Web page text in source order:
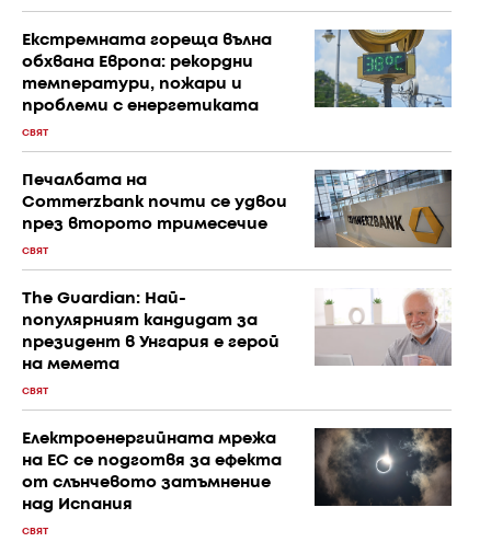
Екстремната гореща вълна
обхвана Европа: рекордни
температури, пожари и
проблеми с енергетиката
СВЯТ
Печалбата на
Commerzbank почти се удвои
през второто тримесечие
СВЯТ
The Guardian: Най-
популярният кандидат за
президент в Унгария е герой
на мемета
СВЯТ
Електроенергийната мрежа
на ЕС се подготвя за ефекта
от слънчевото затъмнение
над Испания
СВЯТ